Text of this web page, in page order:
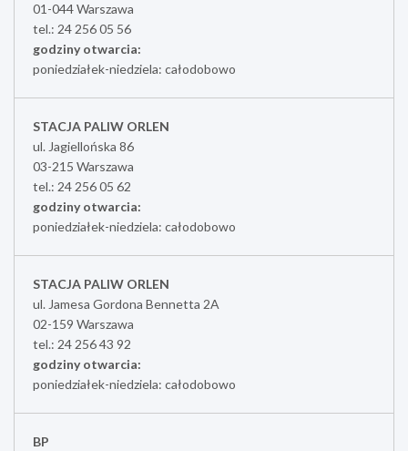
01-044 Warszawa
tel.: 24 256 05 56
godziny otwarcia:
poniedziałek-niedziela: całodobowo
STACJA PALIW ORLEN
ul. Jagiellońska 86
03-215 Warszawa
tel.: 24 256 05 62
godziny otwarcia:
poniedziałek-niedziela: całodobowo
STACJA PALIW ORLEN
ul. Jamesa Gordona Bennetta 2A
02-159 Warszawa
tel.: 24 256 43 92
godziny otwarcia:
poniedziałek-niedziela: całodobowo
BP